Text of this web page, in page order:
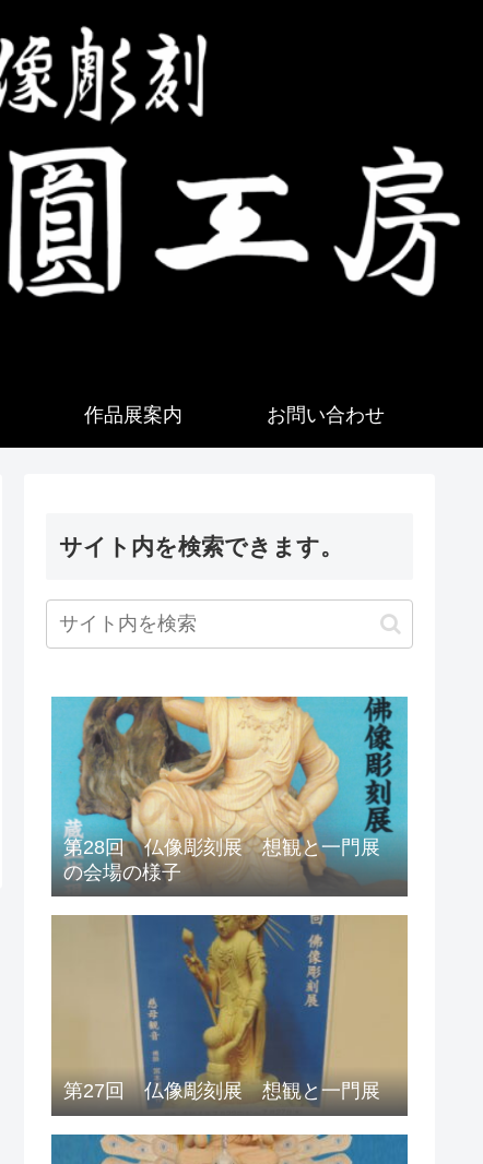
作品展案内 お問い合わせ
サイト内を検索できます。
第28回 仏像彫刻展 想観と一門展
の会場の様子
第27回 仏像彫刻展 想観と一門展